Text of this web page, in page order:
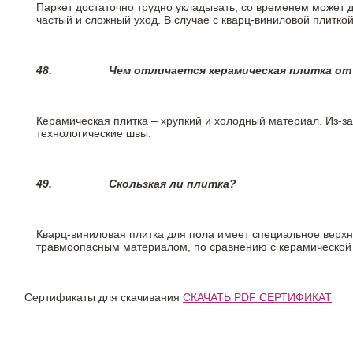
Паркет достаточно трудно укладывать, со временем
частый и сложный уход. В случае с кварц-виниловой
48. Чем отличается керамическая плитка
Керамическая плитка – хрупкий и холодный материал. Из-
технологические швы.
49. Скользкая ли плитка?
Кварц-виниловая плитка для пола имеет специальное
травмоопасным материалом, по сравнению с
Сертификаты для скачивания СКАЧАТЬ PDF СЕРТИФИКАТ